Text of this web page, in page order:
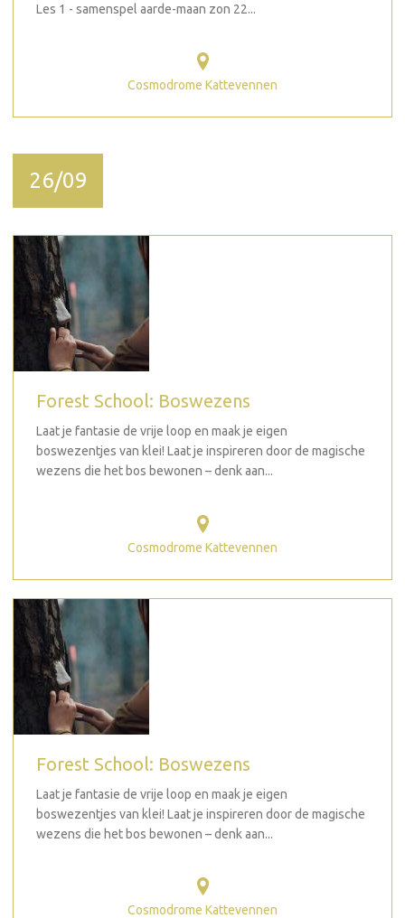
Les 1 - samenspel aarde-maan zon 22...
Cosmodrome Kattevennen
26/09
Forest School: Boswezens
Laat je fantasie de vrije loop en maak je eigen
boswezentjes van klei! Laat je inspireren door de magische
wezens die het bos bewonen – denk aan...
Cosmodrome Kattevennen
Forest School: Boswezens
Laat je fantasie de vrije loop en maak je eigen
boswezentjes van klei! Laat je inspireren door de magische
wezens die het bos bewonen – denk aan...
Cosmodrome Kattevennen